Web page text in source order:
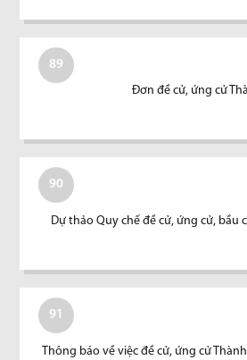
89
Đơn đề cử, ứng cử
90
Dự thảo Quy chế đề cử, ứng cử, bầu
91
Thông báo về việc đề cử, ứng cử